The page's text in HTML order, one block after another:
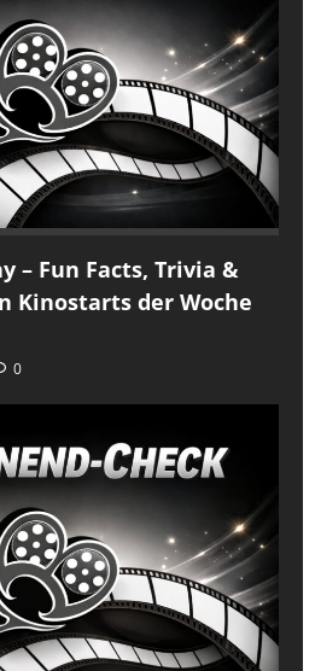
– Fun Facts, Trivia &
Kinostarts der Woche
0